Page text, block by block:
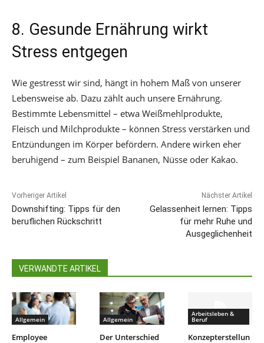
8. Gesunde Ernährung wirkt
Stress entgegen
Wie gestresst wir sind, hängt in hohem Maß von unserer
Lebensweise ab. Dazu zählt auch unsere Ernährung.
Bestimmte Lebensmittel – etwa Weißmehlprodukte,
Fleisch und Milchprodukte – können Stress verstärken und
Entzündungen im Körper befördern. Andere wirken eher
beruhigend – zum Beispiel Bananen, Nüsse oder Kakao.
Vorheriger Artikel
Downshifting: Tipps für den
beruflichen Rückschritt
Nächster Artikel
Gelassenheit lernen: Tipps
für mehr Ruhe und
Ausgeglichenheit
VERWANDTE ARTIKEL
Allgemein
Employee
Allgemein
Der Unterschied
Arbeitsleben &
Beruf
Konzepterstellun